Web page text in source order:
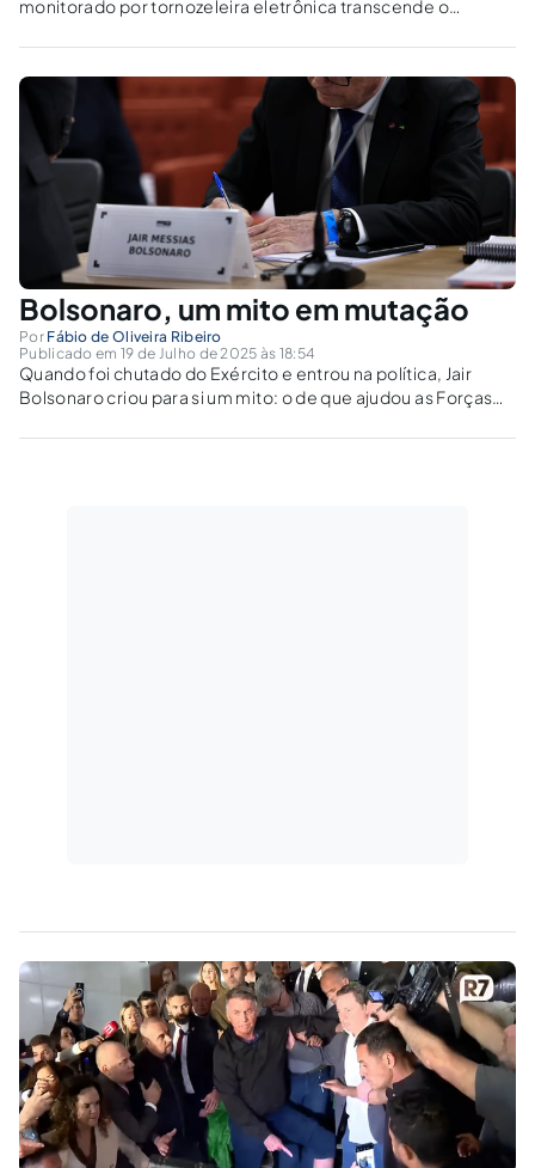
monitorado por tornozeleira eletrônica transcende o
jurídico e político, questionando os limites da justiça e o
significado da República.
Bolsonaro, um mito em mutação
Por Fábio de Oliveira Ribeiro
Publicado em 19 de Julho de 2025 às 18:54
Quando foi chutado do Exército e entrou na política, Jair
Bolsonaro criou para si um mito: o de que ajudou as Forças
Vale do Ribeira. Essa história muito improvável nunca foi...